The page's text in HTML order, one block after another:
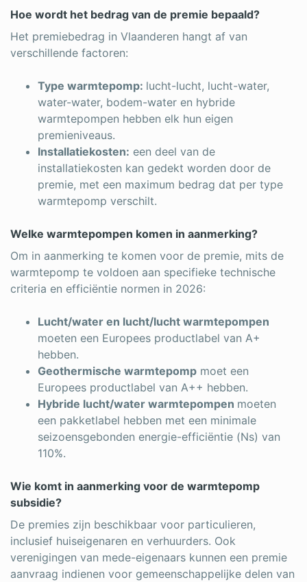
Hoe wordt het bedrag van de premie bepaald?
Het premiebedrag in Vlaanderen hangt af van
verschillende factoren:
Type warmtepomp: lucht-lucht, lucht-water,
water-water, bodem-water en hybride
warmtepompen hebben elk hun eigen
premieniveaus.
Installatiekosten: een deel van de
installatiekosten kan gedekt worden door de
premie, met een maximum bedrag dat per type
warmtepomp verschilt.
Welke warmtepompen komen in aanmerking?
Om in aanmerking te komen voor de premie, mits de
warmtepomp te voldoen aan specifieke technische
criteria en efficiëntie normen in 2026:
Lucht/water en lucht/lucht warmtepompen
moeten een Europees productlabel van A+
hebben.
Geothermische warmtepomp moet een
Europees productlabel van A++ hebben.
Hybride lucht/water warmtepompen moeten
een pakketlabel hebben met een minimale
seizoensgebonden energie-efficiëntie (Ns) van
110%.
Wie komt in aanmerking voor de warmtepomp
subsidie?
De premies zijn beschikbaar voor particulieren,
inclusief huiseigenaren en verhuurders. Ook
verenigingen van mede-eigenaars kunnen een premie
aanvraag indienen voor gemeenschappelijke delen van